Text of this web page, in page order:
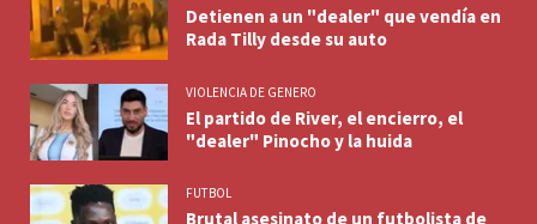
Detienen a un "dealer" que vendía en
Rada Tilly desde su auto
VIOLENCIA DE GENERO
El partido de River, el encierro, el
"dealer" Pinocho y la huida
FUTBOL
Brutal asesinato de un futbolista de